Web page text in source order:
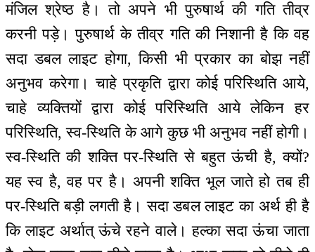
मंजिल श्रेष्ठ है। तो अपने भी पुरुषार्थ की गति तीव्र
करनी पड़े। पुरुषार्थ के तीव्र गति की निशानी है कि वह
सदा डबल लाइट होगा, किसी भी प्रकार का बोझ नहीं
अनुभव करेगा। चाहे प्रकृति द्वारा कोई परिस्थिति आये,
चाहे व्यक्तियों द्वारा कोई परिस्थिति आये लेकिन हर
परिस्थिति, स्व-स्थिति के आगे कुछ भी अनुभव नहीं होगी।
स्व-स्थिति की शक्ति पर-स्थिति से बहुत ऊंची है, क्यों?
यह स्व है, वह पर है। अपनी शक्ति भूल जाते हो तब ही
पर-स्थिति बड़ी लगती है। सदा डबल लाइट का अर्थ ही है
कि लाइट अर्थात् ऊंचे रहने वाले। हल्का सदा ऊंचा जाता